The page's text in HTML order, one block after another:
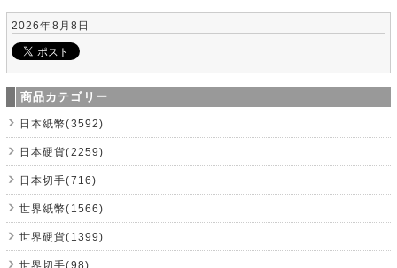
2026年8月8日
商品カテゴリー
日本紙幣(3592)
日本硬貨(2259)
日本切手(716)
世界紙幣(1566)
世界硬貨(1399)
世界切手(98)